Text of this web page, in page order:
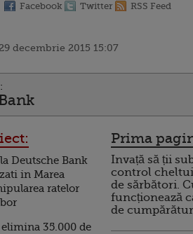
Facebook Twitter RSS Feed
29 decembrie 2015 15:07
Deutsche Bank
in Marea
ratelor
35.000 de
Prima
Invață să ții
control
de sărbători.
funcționează
de